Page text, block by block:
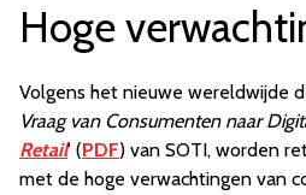
Hoge
Volgens het nieuwe wereldwijde
Vraag van Consumenten naar
Retail' (PDF) van SOTI, worden
met de hoge verwachtingen van